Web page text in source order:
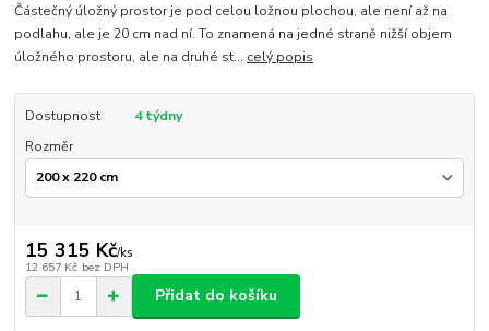
Částečný úložný prostor je pod celou ložnou plochou, ale není až na
podlahu, ale je 20 cm nad ní. To znamená na jedné straně nižší objem
úložného prostoru, ale na druhé st... celý popis
Dostupnost
4 týdny
Rozměr
15 315 Kč/ks
12 657 Kč bez DPH
Přidat do košíku